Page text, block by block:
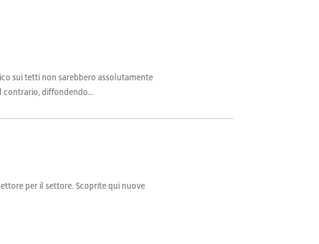
sui tetti non sarebbero assolutamente
contrario, diffondendo...
per il settore. Scoprite qui nuove